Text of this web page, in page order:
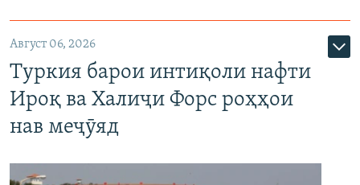
Август 06, 2026
Туркия барои интиқоли нафти
Ироқ ва Халиҷи Форс роҳҳои
нав меҷӯяд